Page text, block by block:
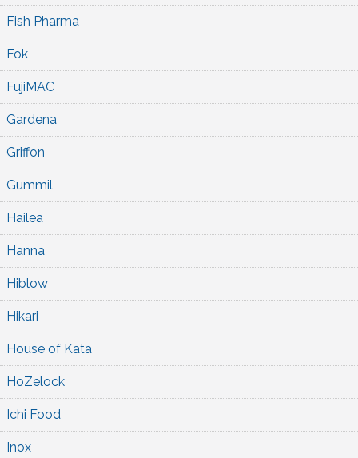
Fish Pharma
Fok
FujiMAC
Gardena
Griffon
Gummil
Hailea
Hanna
Hiblow
Hikari
House of Kata
HoZelock
Ichi Food
Inox